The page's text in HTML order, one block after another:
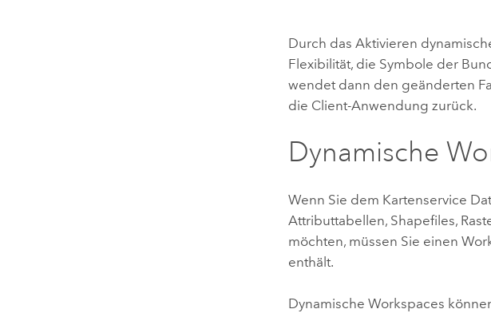
Durch das Aktivieren
Flexibilität, die Symbole der
wendet dann den geänderten
die Client-Anwendung zurück.
Dynamische
Wenn Sie dem Kartenservice
Attributtabellen, Shapefiles,
möchten, müssen Sie einen
enthält.
Dynamische Workspaces